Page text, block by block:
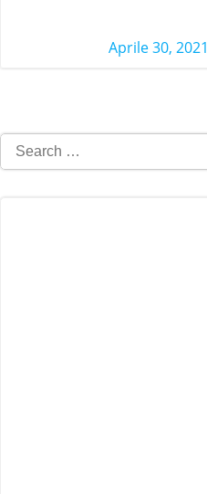
Aprile 30, 2021
Search
for: